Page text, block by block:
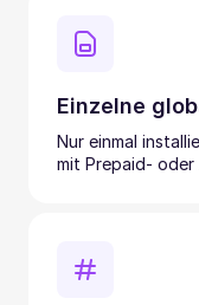
Einzelne
Nur einmal
mit Prepaid-